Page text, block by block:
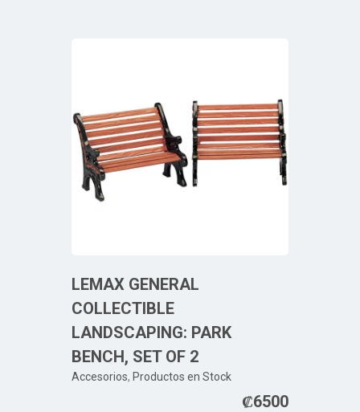
LEMAX GENERAL
COLLECTIBLE
LANDSCAPING: PARK
BENCH, SET OF 2
Accesorios, Productos en Stock
₡6500